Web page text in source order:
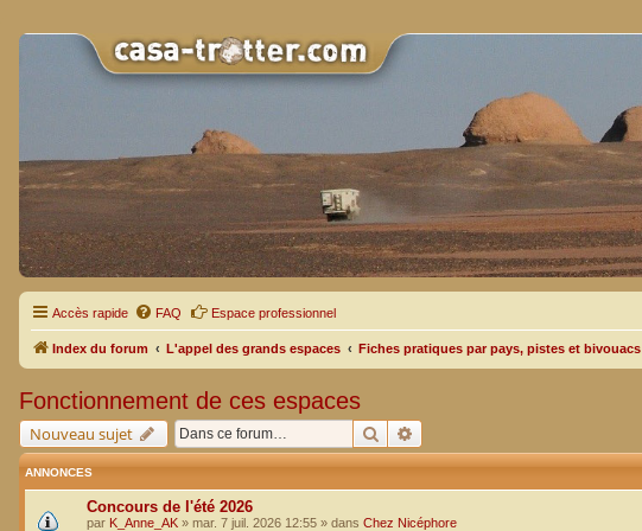
Accès rapide FAQ Espace professionnel
Index du forum L'appel des grands espaces Fiches pratiques par pays, pistes et bivouacs
Fonctionnement de ces espaces
Nouveau sujet Rechercher
ANNONCES
Concours de l'été 2026
par K_Anne_AK » mar. 7 juil. 2026 12:55 » dans Chez Nicéphore